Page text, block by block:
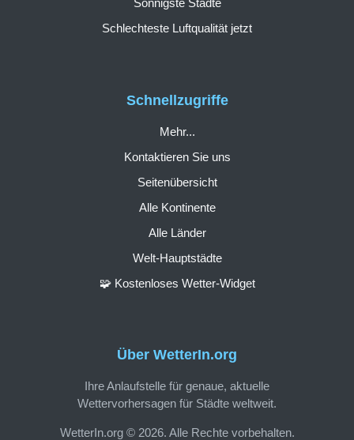
Über WetterIn.org
Ihre Anlaufstelle für genaue, aktuelle
Wettervorhersagen für Städte weltweit.
WetterIn.org © 2026. Alle Rechte vorbehalten.
Schnellzugriffe
Mehr...
Kontaktieren Sie uns
Seitenübersicht
Alle Kontinente
Alle Länder
Welt-Hauptstädte
🧩 Kostenloses Wetter-Widget
Sonnigste Städte
Schlechteste Luftqualität jetzt